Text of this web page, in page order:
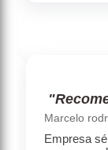
Marcelo
Empresa